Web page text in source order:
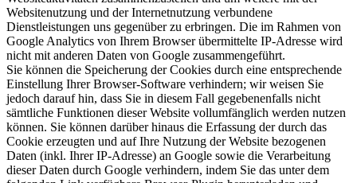
Websitenutzung und der Internetnutzung verbundene
Dienstleistungen uns gegenüber zu erbringen. Die im Rahmen von
Google Analytics von Ihrem Browser übermittelte IP-Adresse wird
nicht mit anderen Daten von Google zusammengeführt.
Sie können die Speicherung der Cookies durch eine entsprechende
Einstellung Ihrer Browser-Software verhindern; wir weisen Sie
jedoch darauf hin, dass Sie in diesem Fall gegebenenfalls nicht
sämtliche Funktionen dieser Website vollumfänglich werden nutzen
können. Sie können darüber hinaus die Erfassung der durch das
Cookie erzeugten und auf Ihre Nutzung der Website bezogenen
Daten (inkl. Ihrer IP-Adresse) an Google sowie die Verarbeitung
dieser Daten durch Google verhindern, indem Sie das unter dem